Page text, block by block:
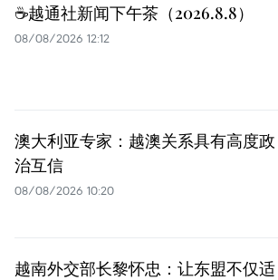
☕️越通社新闻下午茶（2026.8.8）
08/08/2026 12:12
澳大利亚专家：越澳关系具有高度政
治互信
08/08/2026 10:20
越南外交部长黎怀忠：让东盟不仅适